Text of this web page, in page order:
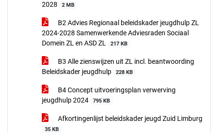
2028
2 MB
B2 Advies Regionaal beleidskader jeugdhulp ZL
2024-2028 Samenwerkende Adviesraden Sociaal
Domein ZL en ASD ZL
217 KB
B3 Alle zienswijzen uit ZL incl. beantwoording
Beleidskader jeugdhulp
228 KB
B4 Concept uitvoeringsplan verwerving
jeugdhulp 2024
795 KB
Afkortingenlijst beleidskader jeugd Zuid Limburg
35 KB